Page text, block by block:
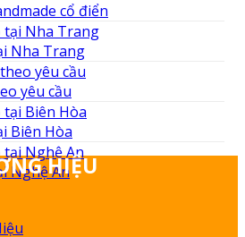
cổ điển
Nha Trang
yêu cầu
Biên Hòa
Nghệ AnHIỆU